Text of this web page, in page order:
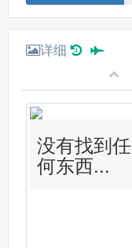
详细
没有找到任
何东西...